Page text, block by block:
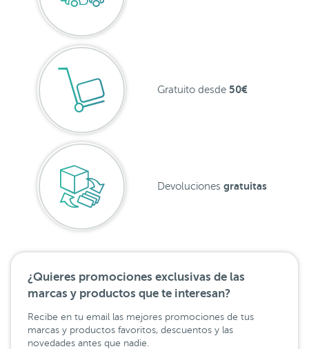
Gratuito desde 50€
Devoluciones gratuitas
¿Quieres promociones exclusivas de las
marcas y productos que te interesan?
Recibe en tu email las mejores promociones de tus
marcas y productos favoritos, descuentos y las
novedades antes que nadie.